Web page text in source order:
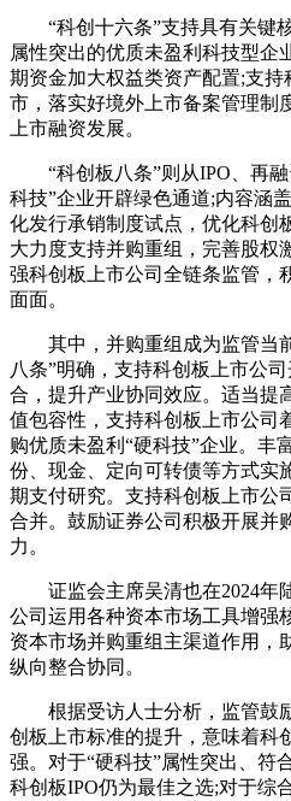
“科创十六条”支持具有关键核
属性突出的优质未盈利科技型企
期资金加大权益类资产配置;支
市，落实好境外上市备案管理制
上市融资发展。
“科创板八条”则从IPO、再融
科技”企业开辟绿色通道;内容涵
化发行承销制度试点，优化科创
大力度支持并购重组，完善股权
强科创板上市公司全链条监管，
面面。
其中，并购重组成为监管当
八条”明确，支持科创板上市公
合，提升产业协同效应。适当提
值包容性，支持科创板上市公司
购优质未盈利“硬科技”企业。丰
份、现金、定向可转债等方式实
期支付研究。支持科创板上市公
合并。鼓励证券公司积极开展并
力。
证监会主席吴清也在2024年
公司运用各种资本市场工具增强
资本市场并购重组主渠道作用，
纵向整合协同。
根据受访人士分析，监管鼓
创板上市标准的提升，意味着科
强。对于“硬科技”属性突出、符
科创板IPO仍为最佳之选;对于综